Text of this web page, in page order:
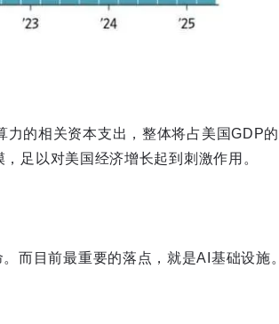
力的相关资本支出，整体将占美国GDP的
足以对美国经济增长起到刺激作用。
而目前最重要的落点，就是AI基础设施。